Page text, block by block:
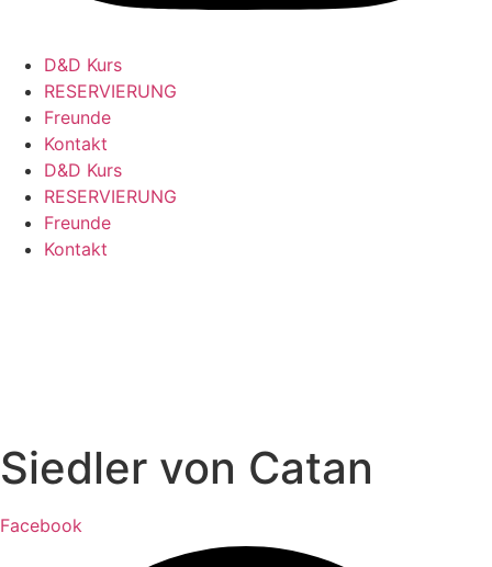
D&D Kurs
RESERVIERUNG
Freunde
Kontakt
D&D Kurs
RESERVIERUNG
Freunde
Kontakt
Siedler von Catan
Facebook